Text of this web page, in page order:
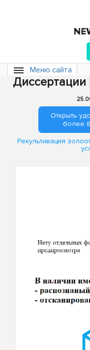
Меню сайта
Диссертации
Открыть
более
Рекультивация